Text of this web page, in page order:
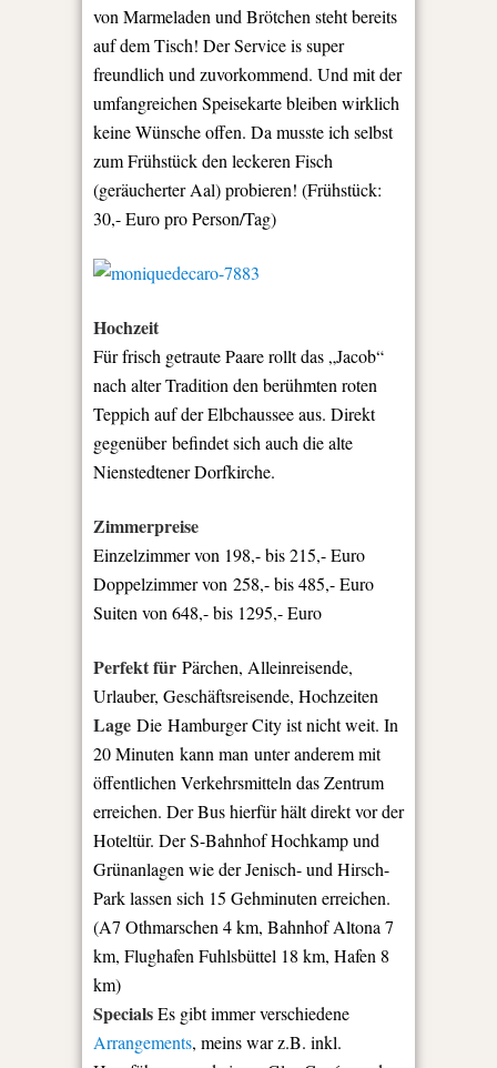
von Marmeladen und Brötchen steht bereits
auf dem Tisch! Der Service is super
freundlich und zuvorkommend. Und mit der
umfangreichen Speisekarte bleiben wirklich
keine Wünsche offen. Da musste ich selbst
zum Frühstück den leckeren Fisch
(geräucherter Aal) probieren! (Frühstück:
30,- Euro pro Person/Tag)
Hochzeit
Für frisch getraute Paare rollt das „Jacob“
nach alter Tradition den berühmten roten
Teppich auf der Elbchaussee aus. Direkt
gegenüber befindet sich auch die alte
Nienstedtener Dorfkirche.
Zimmerpreise
Einzelzimmer von 198,- bis 215,- Euro
Doppelzimmer von 258,- bis 485,- Euro
Suiten von 648,- bis 1295,- Euro
Perfekt für Pärchen, Alleinreisende,
Urlauber, Geschäftsreisende, Hochzeiten
Lage Die Hamburger City ist nicht weit. In
20 Minuten kann man unter anderem mit
öffentlichen Verkehrsmitteln das Zentrum
erreichen. Der Bus hierfür hält direkt vor der
Hoteltür. Der S-Bahnhof Hochkamp und
Grünanlagen wie der Jenisch- und Hirsch-
Park lassen sich 15 Gehminuten erreichen.
(A7 Othmarschen 4 km, Bahnhof Altona 7
km, Flughafen Fuhlsbüttel 18 km, Hafen 8
km)
SpecialsEs gibt immer verschiedene
Arrangements, meins war z.B. inkl.